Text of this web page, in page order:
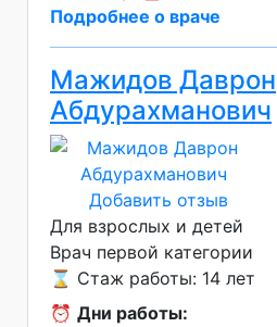
Подробнее о враче
Мажидов Даврон
Абдурахманович
Добавить отзыв
Для взрослых и детей
Врач первой категории
⌛ Стаж работы: 14 лет
⏰ Дни работы: